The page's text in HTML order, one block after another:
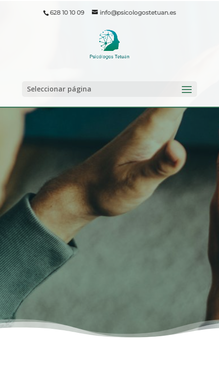
628 10 10 09 info@psicologostetuan.es
Seleccionar página